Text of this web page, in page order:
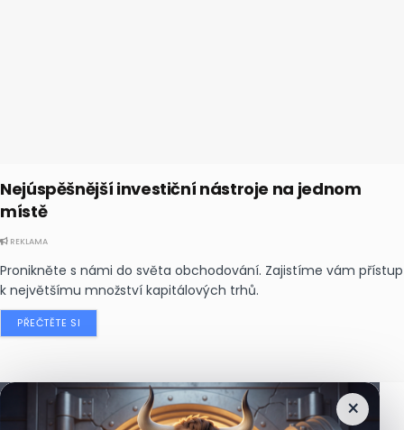
Nejúspěšnější investiční nástroje na jednom
místě
REKLAMA
Pronikněte s námi do světa obchodování. Zajistíme vám přístup
k největšímu množství kapitálových trhů.
PŘEČTĚTE SI
×
Nejčtenějšízprávy